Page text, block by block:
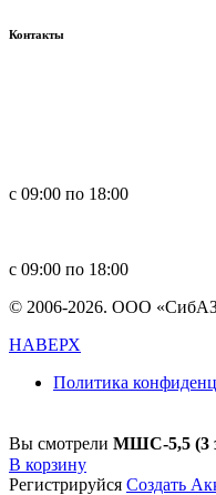
Контакты
с 09:00 по 18:00
с 09:00 по 18:00
© 2006-2026. ООО
НАВЕРХ
Политика
Вы смотрели МШС-5,5 (3
В корзину
Регистрируйся Создать